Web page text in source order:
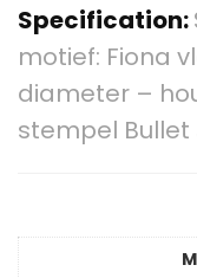
Specification:
motief: Fiona
diameter –
stempel Bullet